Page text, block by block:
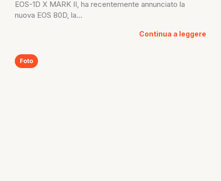
EOS-1D X MARK II, ha recentemente annunciato la
nuova EOS 80D, la...
Continua a leggere
Foto